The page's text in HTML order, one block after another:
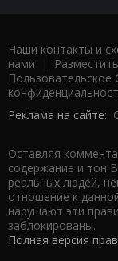
Наши контакты и
нами |
Пользовательское
Реклама на сайте:
Оставляя
содержание и тон
реальных людей,
отношение к
нарушают эти
заблокированы.
Полная версия